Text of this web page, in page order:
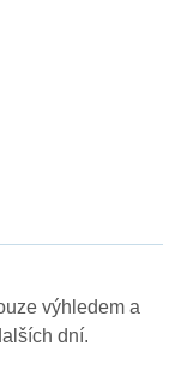
výhledem a
dní.